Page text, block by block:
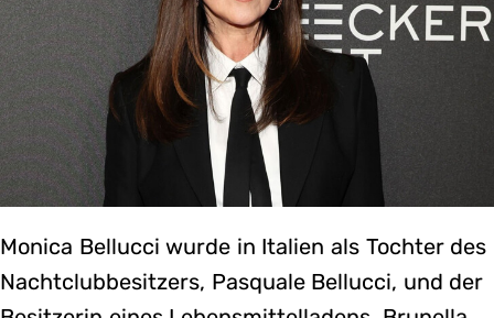
Monica Bellucci wurde in Italien als Tochter des
Nachtclubbesitzers, Pasquale Bellucci, und der